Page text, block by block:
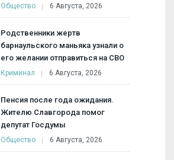
Общество 6 Августа, 2026
Родственники жертв
барнаульского маньяка узнали о
его желании отправиться на СВО
Криминал 6 Августа, 2026
Пенсия после года ожидания.
Жителю Славгорода помог
депутат Госдумы
Общество 6 Августа, 2026